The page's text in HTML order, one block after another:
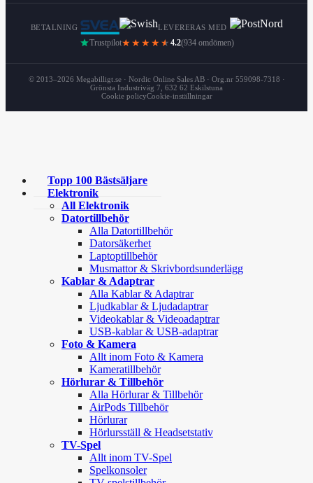
BETALNING LEVERERAS MED
Trustpilot★★★★ ★ 4.2(934 omdömen)
© 2013–2026 Megabilligt.se · Nordic Online Sales AB · Org.nr 559098-7318 ·
Grönsta Industriväg 7, 632 62 Eskilstuna
Cookie policyCookie-inställningar
Topp 100 Bästsäljare
Elektronik
All Elektronik
Datortillbehör
Alla Datortillbehör
Datorsäkerhet
Laptoptillbehör
Musmattor & Skrivbordsunderlägg
Kablar & Adaptrar
Alla Kablar & Adaptrar
Ljudkablar & Ljudadaptrar
Videokablar & Videoadaptrar
USB-kablar & USB-adaptrar
Foto & Kamera
Allt inom Foto & Kamera
Kameratillbehör
Hörlurar & Tillbehör
Alla Hörlurar & Tillbehör
AirPods Tillbehör
Hörlurar
Hörlursställ & Headsetstativ
TV-Spel
Allt inom TV-Spel
Spelkonsoler